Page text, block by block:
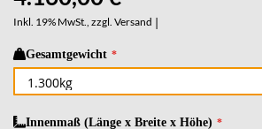
Inkl. 19% MwSt., zzgl. Versand |
Gesamtgewicht
Innenmaß (Länge x Breite x Höhe)